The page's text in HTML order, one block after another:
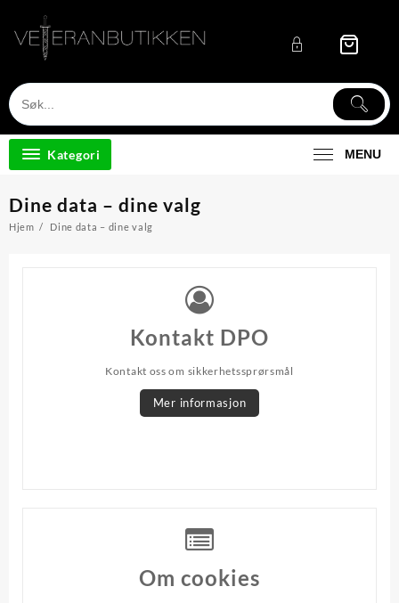
content
Kategori MENU
Dine data – dine valg
Hjem Dine data – dine valg
Kontakt DPO
Kontakt oss om sikkerhetssprørsmål
Mer informasjon
Om cookies